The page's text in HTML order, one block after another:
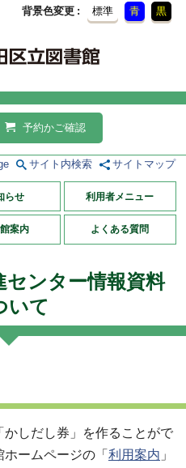
背景色変更 標準 青 黒
予約かご確認
サイト内検索 サイトマップ
らせ 利用者メニュー
案内 よくある質問
ンター情報資料
いて
しだし券」を作ることがで
ームページの「 利用案内 」